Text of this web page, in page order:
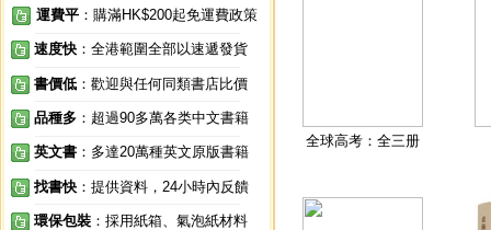
運費平 ：購滿HK$200起免運費政策
速度快 ：全港範圍全部以速遞發貨
書價低 ：歡迎與任何同類書店比價
品種多 ：超過90多萬各类中文書籍
英文書 ：多達20萬種英文原版書籍
找書快 ：提供資料，24小時內反饋
環保包裝 ：採用紙箱、氣泡紙材料
全球高考：全三册